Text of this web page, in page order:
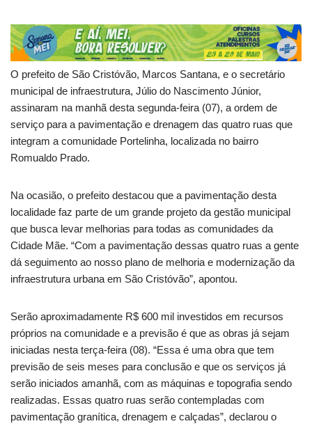
O prefeito de São Cristóvão, Marcos Santana, e o secretário
municipal de infraestrutura, Júlio do Nascimento Júnior,
assinaram na manhã desta segunda-feira (07), a ordem de
serviço para a pavimentação e drenagem das quatro ruas que
integram a comunidade Portelinha, localizada no bairro
Romualdo Prado.
Na ocasião, o prefeito destacou que a pavimentação desta
localidade faz parte de um grande projeto da gestão municipal
que busca levar melhorias para todas as comunidades da
Cidade Mãe. “Com a pavimentação dessas quatro ruas a gente
dá seguimento ao nosso plano de melhoria e modernização da
infraestrutura urbana em São Cristóvão”, apontou.
Serão aproximadamente R$ 600 mil investidos em recursos
próprios na comunidade e a previsão é que as obras já sejam
iniciadas nesta terça-feira (08). “Essa é uma obra que tem
previsão de seis meses para conclusão e que os serviços já
serão iniciados amanhã, com as máquinas e topografia sendo
realizadas. Essas quatro ruas serão contempladas com
pavimentação granítica, drenagem e calçadas”, declarou o